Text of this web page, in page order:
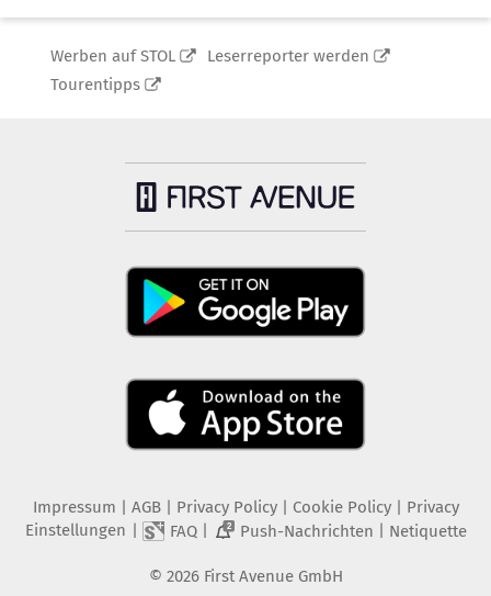
Werben auf STOL
Leserreporter werden
Tourentipps
Impressum | AGB | Privacy Policy| Cookie Policy| Privacy
Einstellungen | FAQ| 2 Push-Nachrichten | Netiquette
© 2026 First Avenue GmbH